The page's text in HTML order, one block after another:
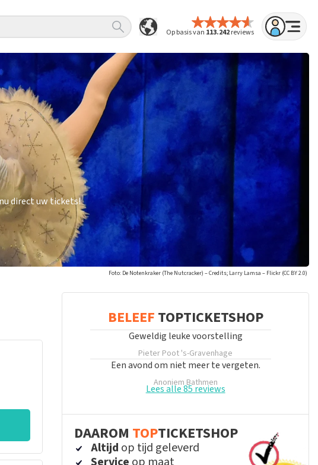
Op basis van 113.242reviews
direct uw tickets!
Foto: De Notenkraker (The Nutcracker) – Credits; Larry Lamsa – Flickr (CC BY 2.0)
BELEEF TOPTICKETSHOP
Geweldig leuke voorstelling
Pieter Poot 's-Gravenhage
Een avond om niet meer te vergeten.
AnoniemBathmen
Lees alle 85 reviews
DAAROM TOPTICKETSHOP
Altijd op tijd geleverd